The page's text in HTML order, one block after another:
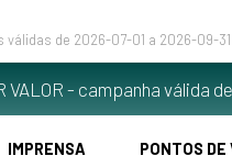
válidas de 2026-07-01 a 2026-09-31
VALOR - campanha válida de
IMPRENSA PONTOS DE